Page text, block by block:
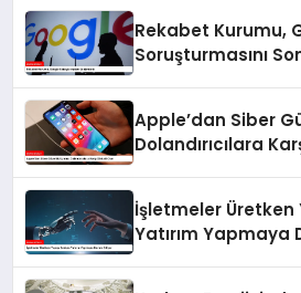
Rekabet Kurumu,
Soruşturmasını
Apple’dan Siber
Dolandırıcılara
İşletmeler Üretken
Yatırım Yapmaya